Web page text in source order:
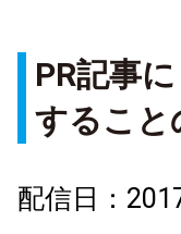
PR記事
すること
配信日：